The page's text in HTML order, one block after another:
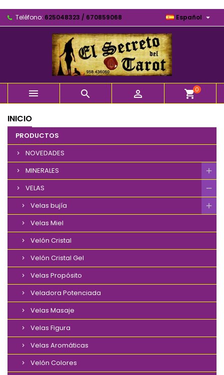
Teléfono: 625048323 / 670859068 Español 
   shopping_cart0
INICIO
PRODUCTOS
NOVEDADES
MINERALES
VELAS
Velas bujía
Velas Miel
Velón Cristal
Velón Cristal Gel
Velas Propósito
Veladora Potenciada
Velas Masaje
Velas Figura
Velas Aromáticas
Velón Colores